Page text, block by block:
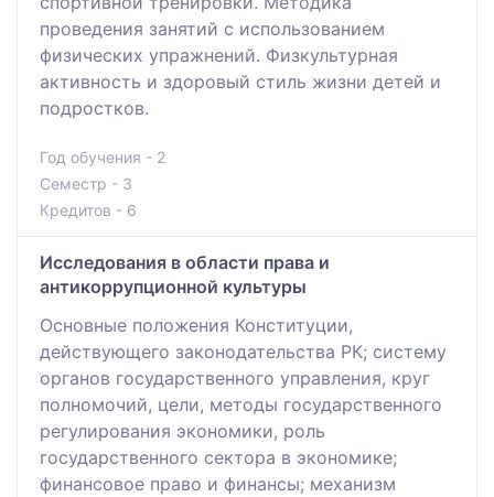
проведения занятий с использованием
физических упражнений. Физкультурная
активность и здоровый стиль жизни детей и
подростков.
Год обучения - 2
Семестр - 3
Кредитов - 6
Исследования в области права и
антикоррупционной культуры
Основные положения Конституции,
действующего законодательства РК; систему
органов государственного управления, круг
полномочий, цели, методы государственного
регулирования экономики, роль
государственного сектора в экономике;
финансовое право и финансы; механизм